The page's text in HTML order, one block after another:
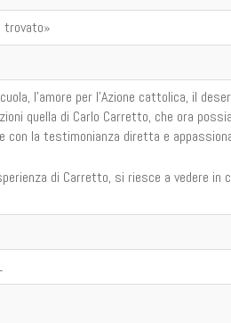
trovato»
l'amore per l'Azione cattolica, il
quella di Carlo Carretto, che ora
con la testimonianza diretta e
di Carretto, si riesce a vedere in